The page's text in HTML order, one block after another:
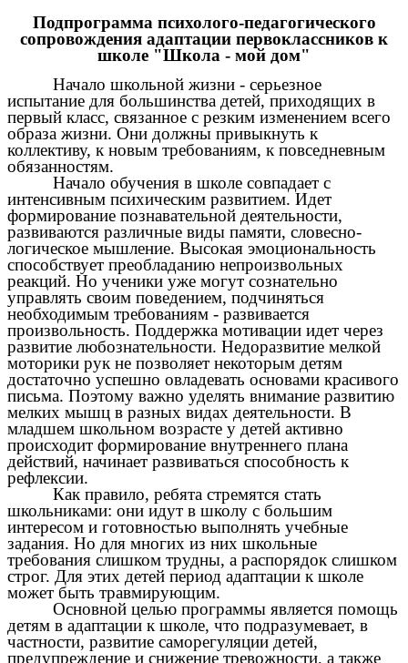
Подпрограмма психолого-педагогического
сопровождения адаптации первоклассников к
школе "Школа - мой дом"
Начало школьной жизни - серьезное
испытание для большинства детей, приходящих в
первый класс, связанное с резким изменением всего
образа жизни. Они должны привыкнуть к
коллективу, к новым требованиям, к повседневным
обязанностям.
Начало обучения в школе совпадает с
интенсивным психическим развитием. Идет
формирование познавательной деятельности,
развиваются различные виды памяти, словесно-
логическое мышление. Высокая эмоциональность
способствует преобладанию непроизвольных
реакций. Но ученики уже могут сознательно
управлять своим поведением, подчиняться
необходимым требованиям - развивается
произвольность. Поддержка мотивации идет через
развитие любознательности. Недоразвитие мелкой
моторики рук не позволяет некоторым детям
достаточно успешно овладевать основами красивого
письма. Поэтому важно уделять внимание развитию
мелких мышц в разных видах деятельности. В
младшем школьном возрасте у детей активно
происходит формирование внутреннего плана
действий, начинает развиваться способность к
рефлексии.
Как правило, ребята стремятся стать
школьниками: они идут в школу с большим
интересом и готовностью выполнять учебные
задания. Но для многих из них школьные
требования слишком трудны, а распорядок слишком
строг. Для этих детей период адаптации к школе
может быть травмирующим.
Основной целью программы является помощь
детям в адаптации к школе, что подразумевает, в
частности, развитие саморегуляции детей,
предупреждение и снижение тревожности, а также